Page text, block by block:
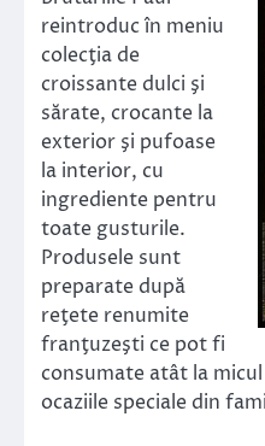
reintroduc în meniu
colecţia de
croissante dulci şi
sărate, crocante la
exterior şi pufoase
la interior, cu
ingrediente pentru
toate gusturile.
Produsele sunt
preparate după
reţete renumite
franţuzeşti ce pot fi
consumate atât la
ocaziile speciale din